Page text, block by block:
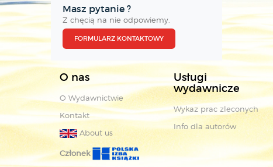
Masz pytanie ?
Z chęcią na nie odpowiemy.
FORMULARZ KONTAKTOWY
O nas
O Wydawnictwie
Kontakt
About us
Członek
Usługi
wydawnicze
Wykaz prac zleconych
Info dla autorów